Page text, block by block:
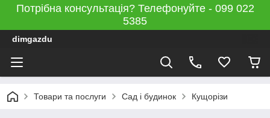
Потрібна консультація? Телефонуйте - 099 022
5385
dimgazdu
Товари та послуги Сад і будинок Кущорізи